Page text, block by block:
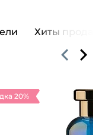
Хиты продаж
20%